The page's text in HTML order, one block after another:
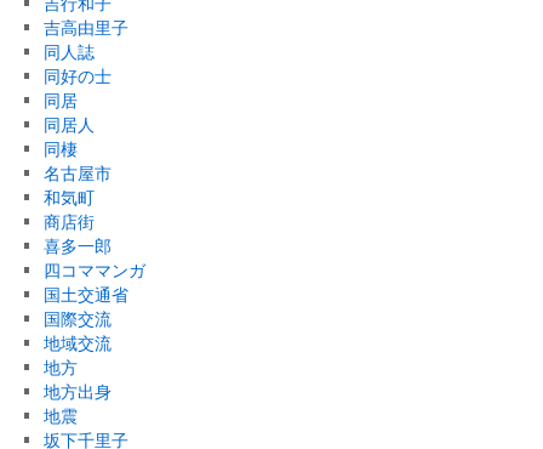
吉高由里子
同人誌
同好の士
同居
同居人
同棲
名古屋市
和気町
商店街
喜多一郎
四コママンガ
国土交通省
国際交流
地域交流
地方
地方出身
地震
坂下千里子